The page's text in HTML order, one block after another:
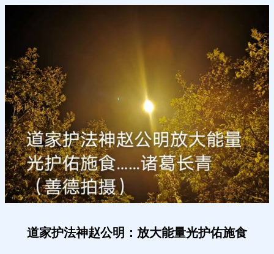
道家护法神赵公明：放大能量光护佑施食